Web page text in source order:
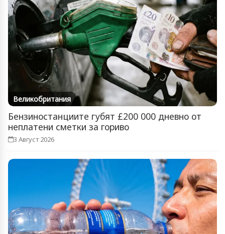
Великобритания
Бензиностанциите губят £200 000 дневно от
неплатени сметки за гориво
3 Август 2026